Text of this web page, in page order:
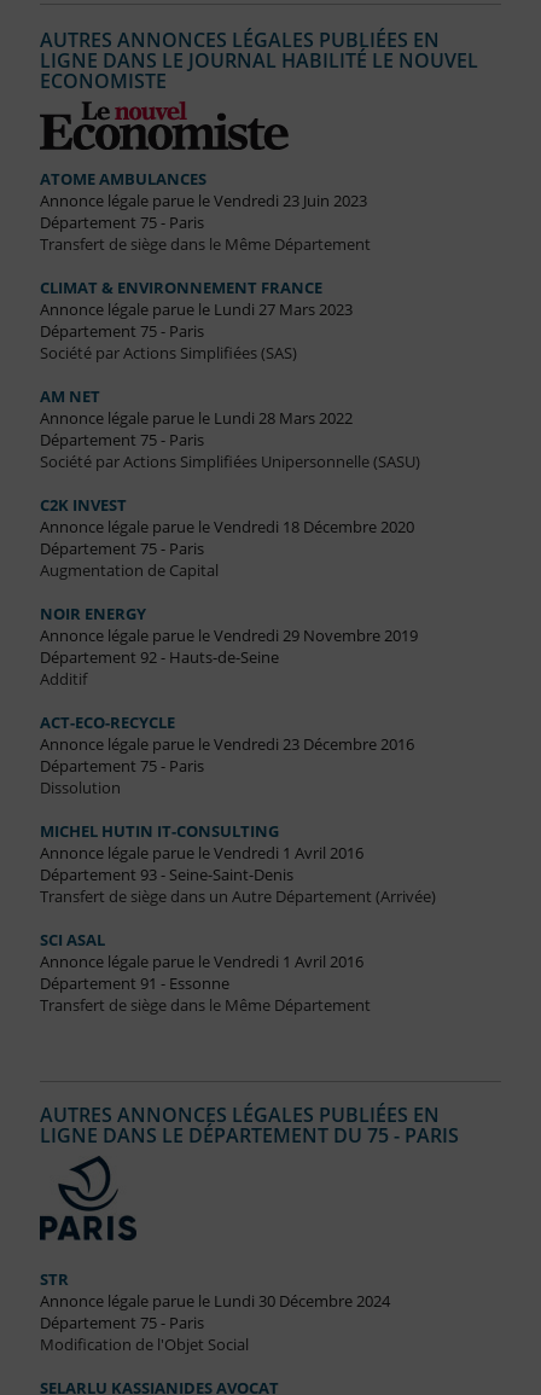
AUTRES ANNONCES LÉGALES PUBLIÉES EN
LIGNE DANS LE JOURNAL HABILITÉ LE NOUVEL
ECONOMISTE
ATOME AMBULANCES
Annonce légale parue le Vendredi 23 Juin 2023
Département 75 - Paris
Transfert de siège dans le Même Département
CLIMAT & ENVIRONNEMENT FRANCE
Annonce légale parue le Lundi 27 Mars 2023
Département 75 - Paris
Société par Actions Simplifiées (SAS)
AM NET
Annonce légale parue le Lundi 28 Mars 2022
Département 75 - Paris
Société par Actions Simplifiées Unipersonnelle (SASU)
C2K INVEST
Annonce légale parue le Vendredi 18 Décembre 2020
Département 75 - Paris
Augmentation de Capital
NOIR ENERGY
Annonce légale parue le Vendredi 29 Novembre 2019
Département 92 - Hauts-de-Seine
Additif
ACT-ECO-RECYCLE
Annonce légale parue le Vendredi 23 Décembre 2016
Département 75 - Paris
Dissolution
MICHEL HUTIN IT-CONSULTING
Annonce légale parue le Vendredi 1 Avril 2016
Département 93 - Seine-Saint-Denis
Transfert de siège dans un Autre Département (Arrivée)
SCI ASAL
Annonce légale parue le Vendredi 1 Avril 2016
Département 91 - Essonne
Transfert de siège dans le Même Département
AUTRES ANNONCES LÉGALES PUBLIÉES EN
LIGNE DANS LE DÉPARTEMENT DU 75 - PARIS
STR
Annonce légale parue le Lundi 30 Décembre 2024
Département 75 - Paris
Modification de l'Objet Social
SELARLU KASSIANIDES AVOCAT